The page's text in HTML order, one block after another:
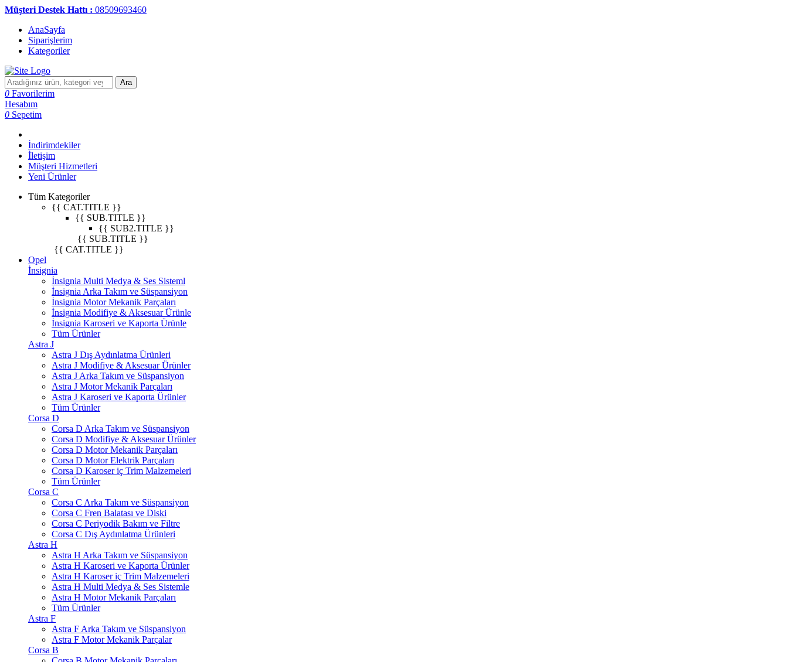
Müşteri Destek Hattı : 08509693460
AnaSayfa
Siparişlerim
Kategoriler
Ara
0 Favorilerim
Hesabım
0 Sepetim
İndirimdekiler
İletişim
Müşteri Hizmetleri
Yeni Ürünler
Tüm Kategoriler
{{ CAT.TITLE }}
{{ SUB.TITLE }}
{{ SUB2.TITLE }}
{{ SUB.TITLE }}
{{ CAT.TITLE }}
Opel
İnsignia
İnsignia Multi Medya & Ses Sisteml
İnsignia Arka Takım ve Süspansiyon
İnsignia Motor Mekanik Parçaları
İnsignia Modifiye & Aksesuar Ürünle
İnsignia Karoseri ve Kaporta Ürünle
Tüm Ürünler
Astra J
Astra J Dış Aydınlatma Ürünleri
Astra J Modifiye & Aksesuar Ürünler
Astra J Arka Takım ve Süspansiyon
Astra J Motor Mekanik Parçaları
Astra J Karoseri ve Kaporta Ürünler
Tüm Ürünler
Corsa D
Corsa D Arka Takım ve Süspansiyon
Corsa D Modifiye & Aksesuar Ürünler
Corsa D Motor Mekanik Parçaları
Corsa D Motor Elektrik Parçaları
Corsa D Karoser iç Trim Malzemeleri
Tüm Ürünler
Corsa C
Corsa C Arka Takım ve Süspansiyon
Corsa C Fren Balatası ve Diski
Corsa C Periyodik Bakım ve Filtre
Corsa C Dış Aydınlatma Ürünleri
Astra H
Astra H Arka Takım ve Süspansiyon
Astra H Karoseri ve Kaporta Ürünler
Astra H Karoser iç Trim Malzemeleri
Astra H Multi Medya & Ses Sistemle
Astra H Motor Mekanik Parçaları
Tüm Ürünler
Astra F
Astra F Arka Takım ve Süspansiyon
Astra F Motor Mekanik Parçalar
Corsa B